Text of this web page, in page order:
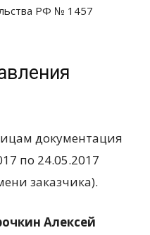
РФ № 1457
документация
по 24.05.2017
заказчика).
Алексей